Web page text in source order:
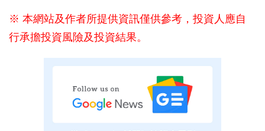
※ 本網站及作者所提供資訊僅供參考，投資人應自
行承擔投資風險及投資結果。